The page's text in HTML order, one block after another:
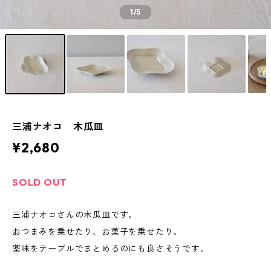
1/5
三浦ナオコ 木瓜皿
¥2,680
SOLD OUT
三浦ナオコさんの木瓜皿です。
おつまみを乗せたり、お菓子を乗せたり。
薬味をテーブルでまとめるのにも良さそうです。